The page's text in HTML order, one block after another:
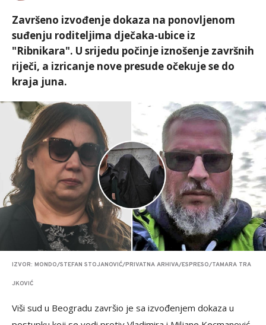
Završeno izvođenje dokaza na ponovljenom
suđenju roditeljima dječaka-ubice iz
"Ribnikara". U srijedu počinje iznošenje završnih
riječi, a izricanje nove presude očekuje se do
kraja juna.
IZVOR: MONDO/STEFAN STOJANOVIĆ/PRIVATNA ARHIVA/ESPRESO/TAMARA TRA
JKOVIĆ
Viši sud u Beogradu završio je sa izvođenjem dokaza u